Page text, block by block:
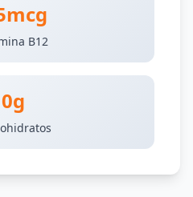
B12
0g